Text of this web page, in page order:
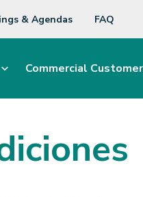
& Agendas FAQ
Commercial